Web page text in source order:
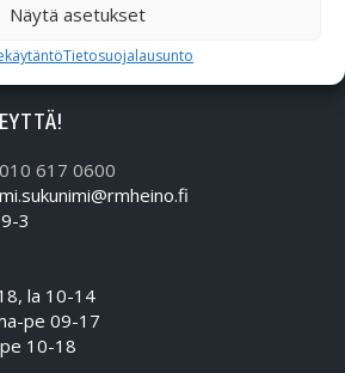
Näytä asetukset
Tietosuojalausunto
010 617 0600
3
la 10-14
pe 09-17
10-18